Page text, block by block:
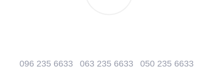
096 235 6633 063 235 6633 050 235 6633